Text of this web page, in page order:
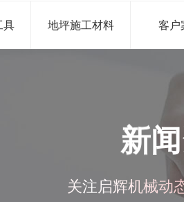
具 地坪施工材料 客户
新闻
关注启辉机械动